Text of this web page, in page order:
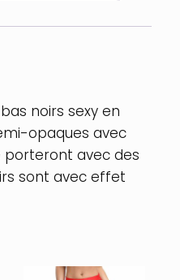
noirs sexy en
opaques avec
porteront avec des
sont avec effet